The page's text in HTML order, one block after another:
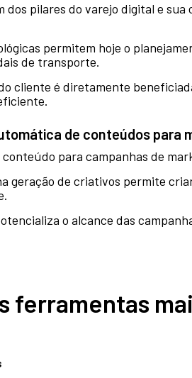
dos pilares do varejo digital e
permitem hoje o
de transporte.
cliente é diretamente
de conteúdos para
conteúdo para campanhas de
geração de criativos permite
o alcance das
ferramentas